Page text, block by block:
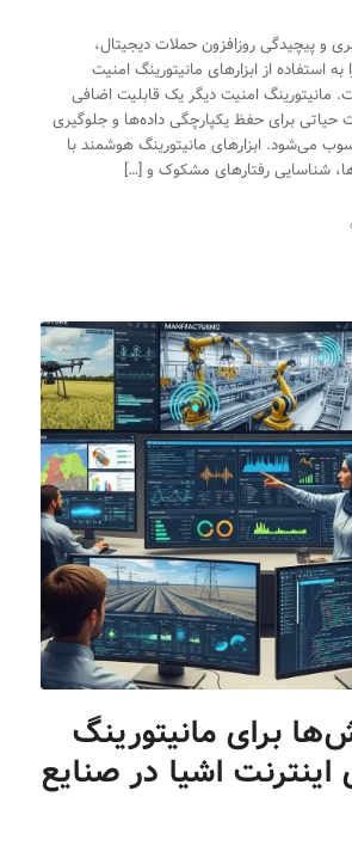
و پیچیدگی روزافزون حملات دیجیتال،
استفاده از ابزارهای مانیتورینگ امنیت
امنیت دیگر یک قابلیت اضافی
برای حفظ یکپارچگی داده‌ها و جلوگیری
می‌شود. ابزارهای مانیتورینگ هوشمند با
شناسایی رفتارهای مشکوک و […]
برای مانیتورینگ
اشیا در صنایع